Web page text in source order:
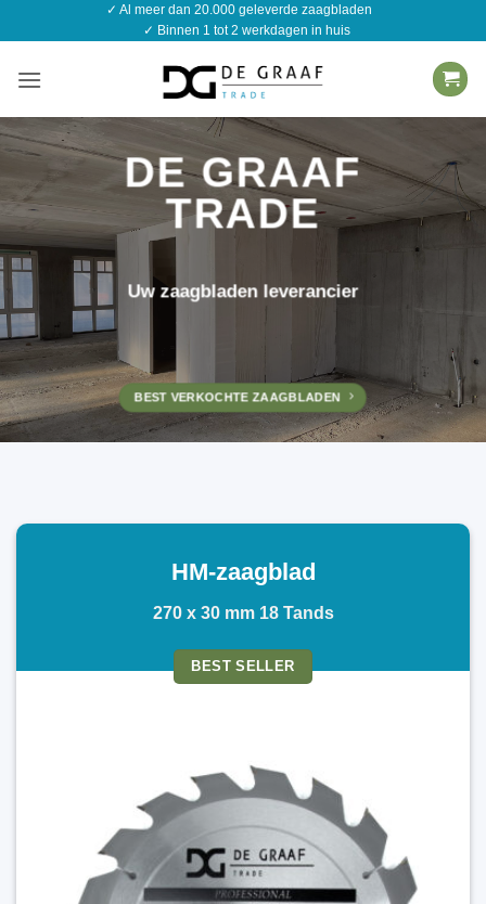
naar
✓ Al meer dan 20.000 geleverde zaagbladen
✓ Binnen 1 tot 2 werkdagen in huis
DE GRAAF
TRADE
Uw zaagbladen leverancier
BEST VERKOCHTE ZAAGBLADEN
HM-zaagblad
270 x 30 mm 18 Tands
BEST SELLER